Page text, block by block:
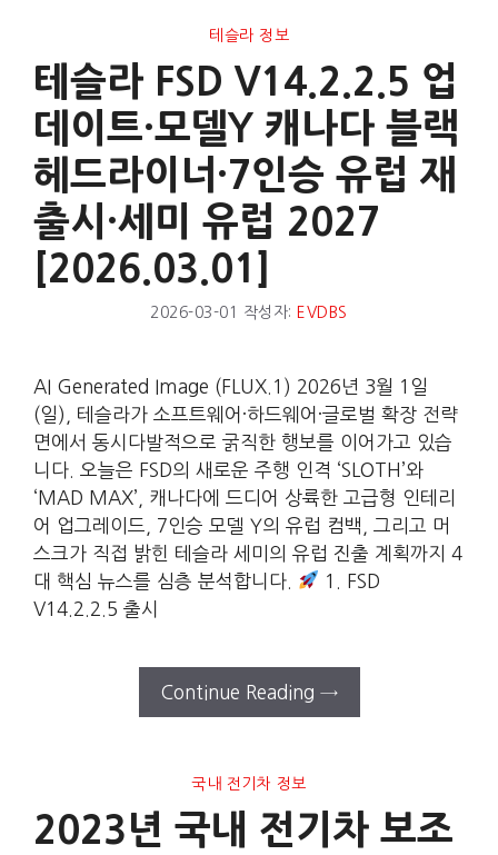
테슬라 정보
테슬라 FSD V14.2.2.5 업
데이트·모델Y 캐나다 블랙
헤드라이너·7인승 유럽 재
출시·세미 유럽 2027
[2026.03.01]
2026-03-01 작성자: EVDBS
AI Generated Image (FLUX.1) 2026년 3월 1일
(일), 테슬라가 소프트웨어·하드웨어·글로벌 확장 전략
면에서 동시다발적으로 굵직한 행보를 이어가고 있습
니다. 오늘은 FSD의 새로운 주행 인격 ‘SLOTH’와
‘MAD MAX’, 캐나다에 드디어 상륙한 고급형 인테리
어 업그레이드, 7인승 모델 Y의 유럽 컴백, 그리고 머
스크가 직접 밝힌 테슬라 세미의 유럽 진출 계획까지 4
대 핵심 뉴스를 심층 분석합니다.
1. FSD
V14.2.2.5 출시
Continue Reading →
국내 전기차 정보
2023년 국내 전기차 보조